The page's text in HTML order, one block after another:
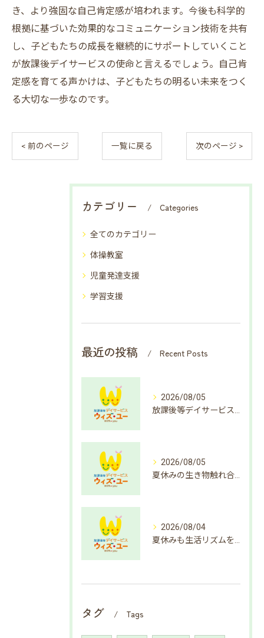
き、より強固な自己肯定感が培われます。今後も科学的
根拠に基づいた効果的なコミュニケーション技術を共有
し、子どもたちの成長を継続的にサポートしていくこと
が放課後デイサービスの使命と言えるでしょう。自己肯
定感を育てる声かけは、子どもたちの明るい未来をつく
る大切な一歩なのです。
< 前のページ 一覧に戻る 次のページ >
カテゴリー Categories
全てのカテゴリー
体操教室
児童発達支援
学習支援
最近の投稿 Recent Posts
2026/08/05
2026/08/05
2026/08/04
タグ Tags